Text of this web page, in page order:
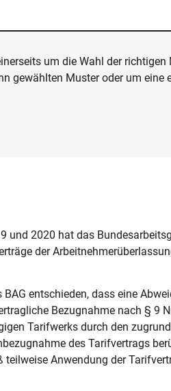
um die Wahl der richtigen
gewählten Muster oder um eine
und 2020 hat das
der
entschieden, dass eine
Bezugnahme nach § 9
Tarifwerks durch den
des Tarifvertrags
teilweise Anwendung der